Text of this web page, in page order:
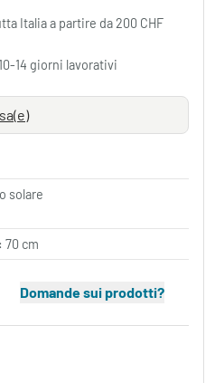
Italia a partire da 200 CHF
14 giorni lavorativi
solare
70 cm
Domande sui prodotti?